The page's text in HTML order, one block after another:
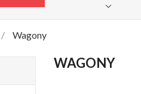
Wagony
WAGONY